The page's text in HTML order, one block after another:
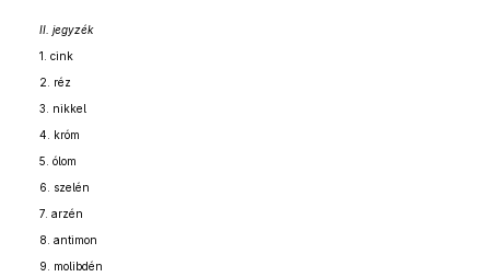
II. jegyzék
1. cink
2. réz
3. nikkel
4. króm
5. ólom
6. szelén
7. arzén
8. antimon
9. molibdén